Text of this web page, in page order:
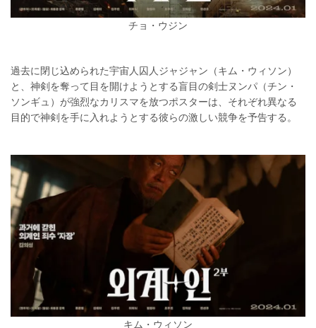
チョ・ウジン
過去に閉じ込められた宇宙人囚人ジャジャン（キム・ウィソン）
と、神剣を奪って目を開けようとする盲目の剣士ヌンパ（チン・
ソンギュ）が強烈なカリスマを放つポスターは、それぞれ異なる
目的で神剣を手に入れようとする彼らの激しい競争を予告する。
キム・ウィソン